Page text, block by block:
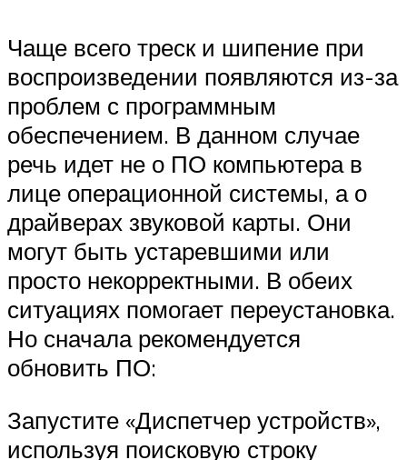
Чаще всего треск и шипение при
воспроизведении появляются из-за
проблем с программным
обеспечением. В данном случае
речь идет не о ПО компьютера в
лице операционной системы, а о
драйверах звуковой карты. Они
могут быть устаревшими или
просто некорректными. В обеих
ситуациях помогает переустановка.
Но сначала рекомендуется
обновить ПО:
Запустите «Диспетчер устройств»,
используя поисковую строку